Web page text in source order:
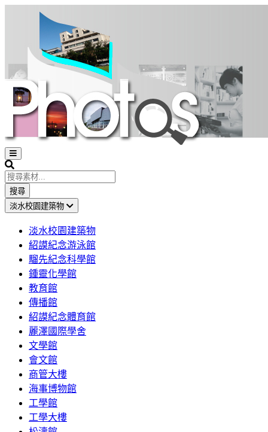
Open
sidebar
Search
搜尋
淡水校園建築物
淡水校園建築物
紹謨紀念游泳館
騮先紀念科學館
鍾靈化學館
教育館
傳播館
紹謨紀念體育館
麗澤國際學舍
文學館
會文館
商管大樓
海事博物館
工學館
工學大樓